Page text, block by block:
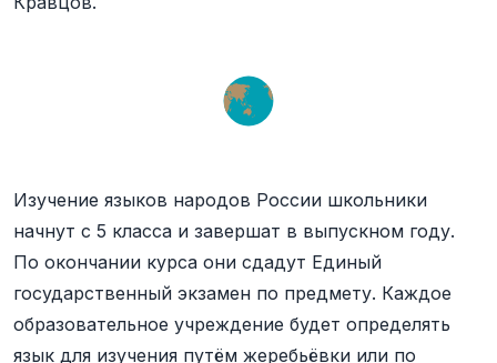
Изучение языков народов России школьники
начнут с 5 класса и завершат в выпускном году.
По окончании курса они сдадут Единый
государственный экзамен по предмету. Каждое
образовательное учреждение будет определять
язык для изучения путём жеребьёвки или по